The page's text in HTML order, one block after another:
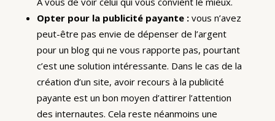
Opter pour la publicité payante :vous n’avez
peut-être pas envie de dépenser de l’argent
pour un blog qui ne vous rapporte pas, pourtant
c’est une solution intéressante. Dans le cas de la
création d’un site, avoir recours à la publicité
payante est un bon moyen d’attirer l’attention
des internautes. Cela reste néanmoins une